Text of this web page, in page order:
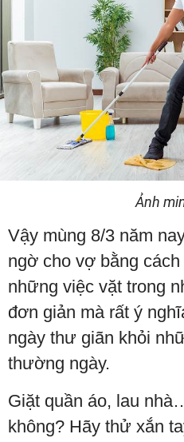
Ảnh
Vậy mùng 8/3 năm
ngờ cho vợ bằng
những việc vặt trong
đơn giản mà rất ý
ngày thư giãn khỏi
thường ngày.
Giặt quần áo, lau
không? Hãy thử xắn